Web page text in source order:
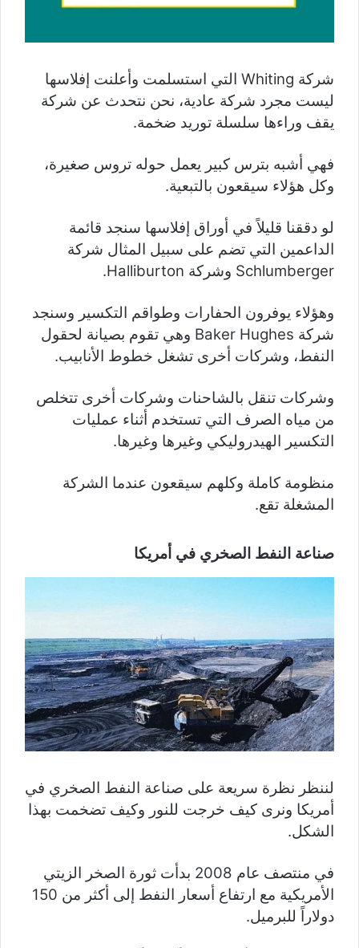
شركة Whiting التي استسلمت وأعلنت إفلاسها
ليست مجرد شركة عادية، نحن نتحدث عن شركة
يقف وراءها سلسلة توريد ضخمة.
فهي أشبه بترس كبير يعمل حوله تروس صغيرة،
وكل هؤلاء سيقعون بالتبعية.
لو دققنا قليلاً في أوراق إفلاسها سنجد قائمة
الداعمين التي تضم على سبيل المثال شركة
Schlumberger وشركة Halliburton.
وهؤلاء يوفرون الحفارات وطواقم التكسير وسنجد
شركة Baker Hughes وهي تقوم بصيانة لحقول
النفط، وشركات أخرى تشغل خطوط الأنابيب.
وشركات تنقل بالشاحنات وشركات أخرى تتخلص
من مياه الصرف التي تستخدم أثناء عمليات
التكسير الهيدروليكي وغيرها وغيرها.
منظومة كاملة وكلهم سيقعون عندما الشركة
المشغلة تقع.
صناعة النفط الصخري في أمريكا
لننظر نظرة سريعة على صناعة النفط الصخري في
أمريكا ونرى كيف خرجت للنور وكيف تضخمت بهذا
الشكل.
في منتصف عام 2008 بدأت ثورة الصخر الزيتي
الأمريكية مع ارتفاع أسعار النفط إلى أكثر من 150
دولاراً للبرميل.